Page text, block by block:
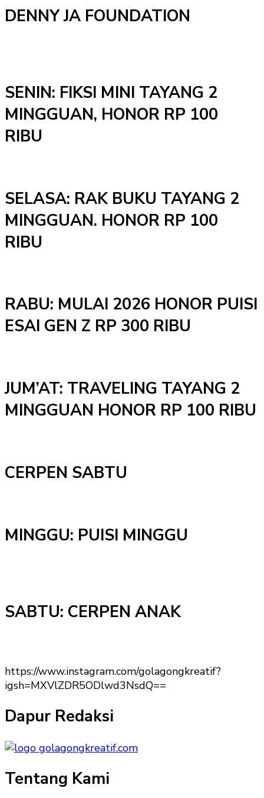
DENNY JA FOUNDATION
SENIN: FIKSI MINI TAYANG 2
MINGGUAN, HONOR RP 100
RIBU
SELASA: RAK BUKU TAYANG 2
MINGGUAN. HONOR RP 100
RIBU
RABU: MULAI 2026 HONOR PUISI
ESAI GEN Z RP 300 RIBU
JUM’AT: TRAVELING TAYANG 2
MINGGUAN HONOR RP 100 RIBU
CERPEN SABTU
MINGGU: PUISI MINGGU
SABTU: CERPEN ANAK
https://www.instagram.com/golagongkreatif?
igsh=MXVlZDR5ODlwd3NsdQ==
Dapur Redaksi
Tentang Kami